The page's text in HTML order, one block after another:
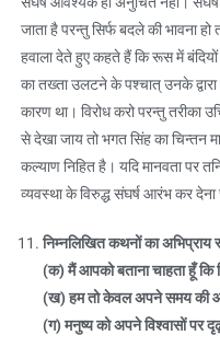
जाता है परन्तु सिर्फ बदले की भावना
हवाला देते हुए कहते हैं कि रूस में बंदियों
का तख्ता उलटने के पश्चात् उनके
कारण था। विरोध करो परन्तु तरीका
से देखा जाय तो भगत सिंह का चिन्तन
कल्याण निहित है। यदि मानवता पर
व्यवस्था के विरुद्ध संघर्ष आरंभ कर देना
निम्नलिखित कथनों का अभिप्राय
(क) मैं आपको बताना चाहता हूँ कि
(ख) हम तो केवल अपने समय की
(ग) मनुष्य को अपने विश्वासों पर